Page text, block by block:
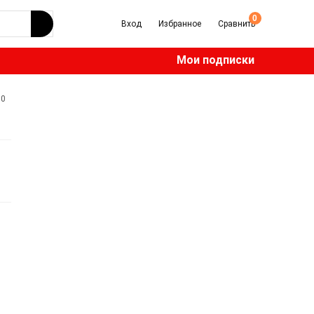
Вход Избранное
0
Сравнить
Мои подписки
0